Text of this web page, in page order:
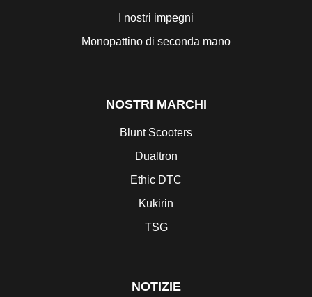
I nostri impegni
Monopattino di seconda mano
NOSTRI MARCHI
Blunt Scooters
Dualtron
Ethic DTC
Kukirin
TSG
NOTIZIE